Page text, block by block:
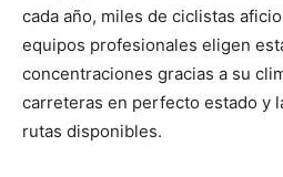
cada año, miles de ciclistas
equipos profesionales eligen
concentraciones gracias a su
carreteras en perfecto estado y
rutas disponibles.